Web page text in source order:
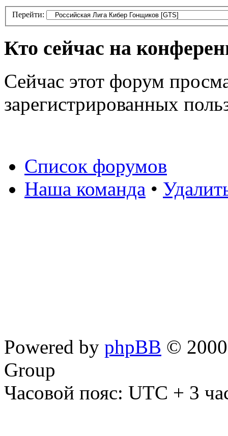
Перейти:
Кто сейчас на
Сейчас этот форум
зарегистрированных
Список форумов
Наша команда •
Powered by phpBB ©
Group
Часовой пояс: UTC + 3